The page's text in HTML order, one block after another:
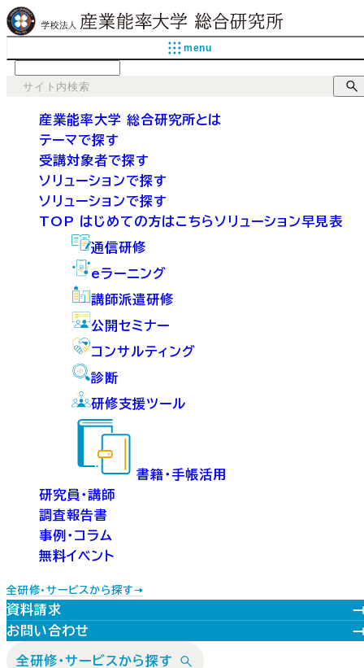
menu
産業能率大学 総合研究所とは
テーマで探す
受講対象者で探す
ソリューションで探す
ソリューションで探す
TOP はじめての方はこちらソリューション早見表
通信研修
eラーニング
講師派遣研修
公開セミナー
コンサルティング
診断
研修支援ツール
書籍・手帳活用
研究員・講師
調査報告書
事例・コラム
無料イベント
全研修・サービスから探す
資料請求
お問い合わせ
全研修・サービスから探す